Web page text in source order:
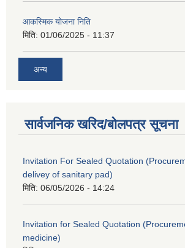
आकस्मिक योजना निति
मिति: 01/06/2025 - 11:37
अन्य
सार्वजनिक खरिद/बोलपत्र सूचना
Invitation For Sealed Quotation
delivey of sanitary pad)
मिति: 06/05/2026 - 14:24
Invitation for Sealed Quotation
medicine)